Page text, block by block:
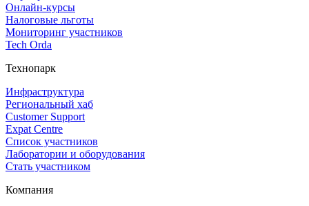
Онлайн‑курсы
Налоговые льготы
Мониторинг участников
Tech Orda
Технопарк
Инфраструктура
Региональный хаб
Customer Support
Expat Centre
Список участников
Лаборатории и оборудования
Стать участником
Компания